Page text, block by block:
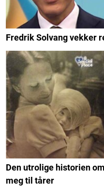
Fredrik Solvang vekker
Den utrolige historien
meg til tårer